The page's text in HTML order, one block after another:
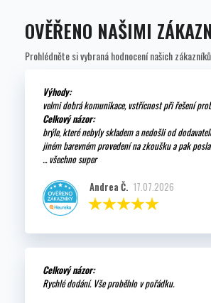
OVĚŘENO NAŠIMI
Prohlédněte si vybraná hodnocení našich zákazníků.
Výhody:
velmi dobrá komunikace, vstřícnost při řešení
Celkový názor:
brýle, které nebyly skladem a nedošli od
jiném barevném provedení na zkoušku a pak
... všechno super
Andrea Č. 17.07.2026
Celkový názor:
Rychlé dodání. Vše proběhlo v pořádku.